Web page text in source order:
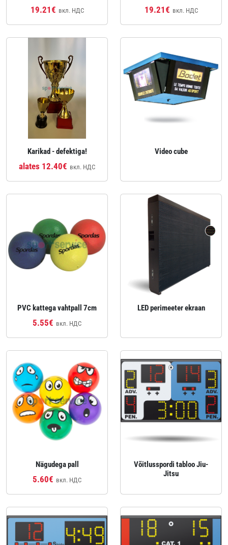
19.21€ вкл. НДС 19.21€ вкл. НДС
Karikad - defektiga!
alates 12.40€ вкл. НДС
Video cube
PVC kattega vahtpall 7cm
5.55€ вкл. НДС
LED perimeeter ekraan
Nägudega pall
5.60€ вкл. НДС
Võitlusspordi tabloo Jiu-
Jitsu